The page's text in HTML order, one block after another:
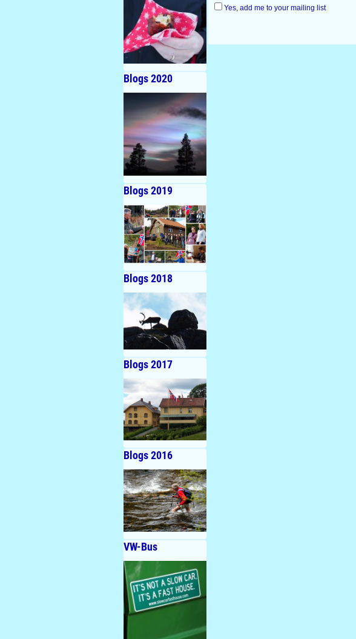
Yes, add me to your mailing list
Blogs 2020
Blogs 2019
Blogs 2018
Blogs 2017
Blogs 2016
VW-Bus